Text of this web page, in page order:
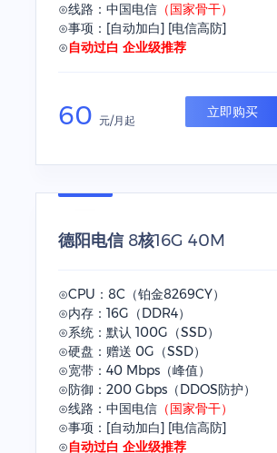
⊙线路：中国电信 （国家骨干）
⊙事项：[自动加白] [电信高防]
⊙自动过白 企业级推荐
60 元/月起
立即购买
德阳电信 8核16G 40M
⊙CPU：8C（铂金8269CY）
⊙内存：16G（DDR4）
⊙系统：默认 100G（SSD）
⊙硬盘：赠送 0G（SSD）
⊙宽带：40 Mbps（峰值）
⊙防御：200 Gbps（DDOS防护）
⊙线路：中国电信 （国家骨干）
⊙事项：[自动加白] [电信高防]
⊙自动过白 企业级推荐